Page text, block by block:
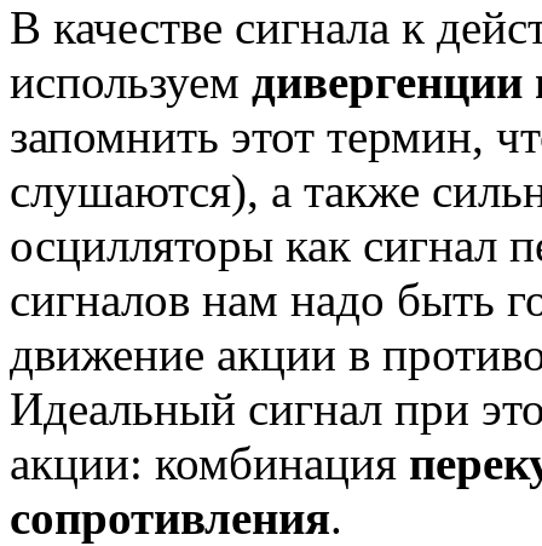
В качестве сигнала к
используем дивергенции
запомнить этот термин,
слушаются), а также
осцилляторы как сигнал
сигналов нам надо быть
движение акции в
Идеальный сигнал при
акции: комбинация
сопротивления.